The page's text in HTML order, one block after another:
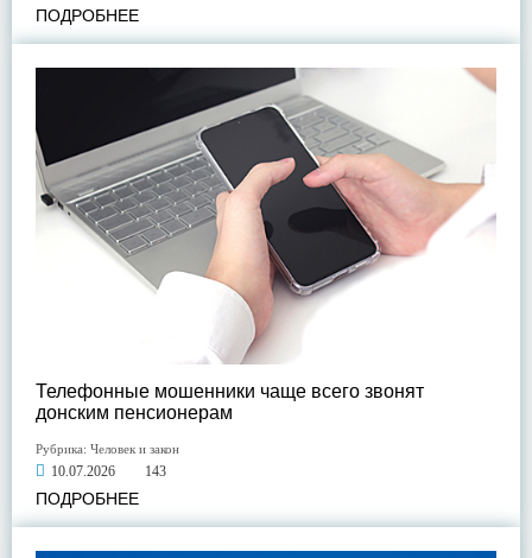
ПОДРОБНЕЕ
Телефонные мошенники чаще всего звонят
донским пенсионерам
Рубрика: Человек и закон
10.07.2026 143
ПОДРОБНЕЕ